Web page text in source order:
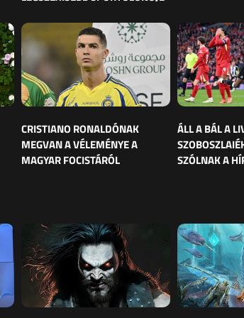
CRISTIANO RONALDÓNAK
MEGVAN A VÉLEMÉNYE A
MAGYAR FOCISTÁRÓL
ÁLL A BÁL A
SZÓLNAK A